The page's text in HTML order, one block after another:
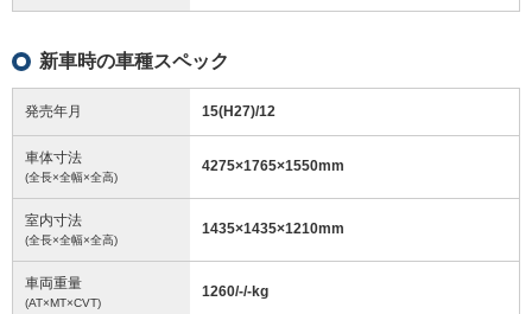
新車時の車種スペック
発売年月 15(H27)/12
車体寸法
(全長×全幅×全高)
4275×1765×1550mm
室内寸法
(全長×全幅×全高)
1435×1435×1210mm
車両重量
(AT×MT×CVT)
1260/-/-kg